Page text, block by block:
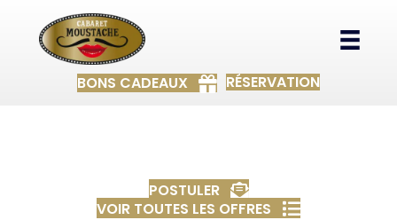
BONS CADEAUX RÉSERVATION
POSTULER
VOIR TOUTES LES OFFRES